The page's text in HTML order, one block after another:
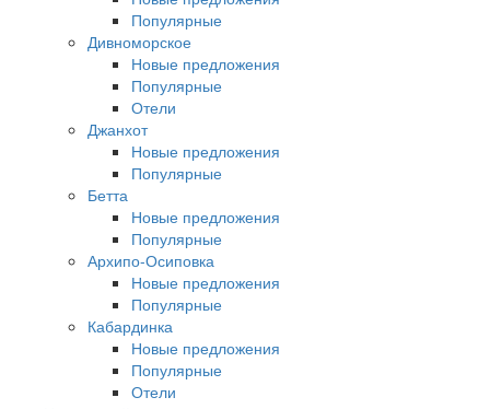
Популярные
Дивноморское
Новые предложения
Популярные
Отели
Джанхот
Новые предложения
Популярные
Бетта
Новые предложения
Популярные
Архипо-Осиповка
Новые предложения
Популярные
Кабардинка
Новые предложения
Популярные
Отели